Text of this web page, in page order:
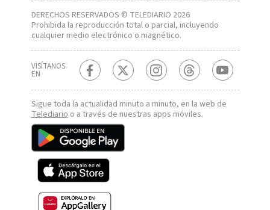
DERECHOS RESERVADOS © TELEDIARIO 2026
Prohibida la reproducción total o parcial, incluyendo
cualquier medio electrónico o magnético.
VISÍTANOS
EN
Sigue toda la actualidad minuto a minuto, en la web de
Telediarioo a través de nuestras apps móviles.